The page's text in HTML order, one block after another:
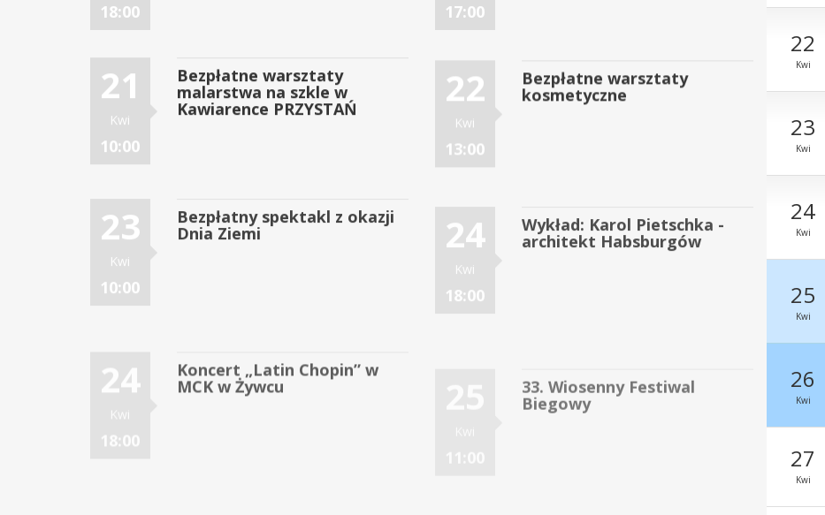
18:00 17:00
21
Kwi
10:00
Bezpłatne warsztaty
malarstwa na szkle w
Kawiarence PRZYSTAŃ 22
Kwi
13:00
Bezpłatne warsztaty
kosmetyczne
23
10:00
Bezpłatny spektakl z okazji
Dnia Ziemi 24
Kwi
18:00
architekt Habsburgów
Kwi
18:00
MCK w Żywcu
22
Kwi
23
Kwi
24
Kwi
25
Kwi
26
Kwi
27
Kwi